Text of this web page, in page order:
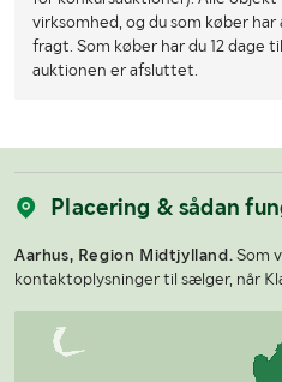
virksomhed, og du som køber
fragt. Som køber har du 12
auktionen er afsluttet.
Placering & sådan
Aarhus, Region Midtjylland. Som
kontaktoplysninger til sælger, når